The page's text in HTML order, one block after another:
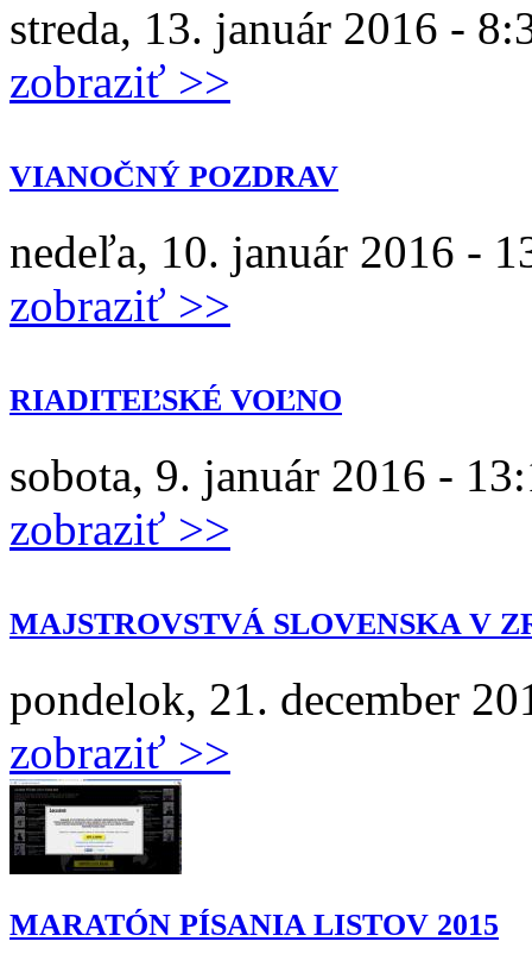
streda, 13. január 2016 -
zobraziť >>
VIANOČNÝ POZDRAV
nedeľa, 10. január 2016 -
zobraziť >>
RIADITEĽSKÉ VOĽNO
sobota, 9. január 2016 -
zobraziť >>
MAJSTROVSTVÁ SLOVENSKA V
pondelok, 21. december
zobraziť >>
MARATÓN PÍSANIA LISTOV 2015